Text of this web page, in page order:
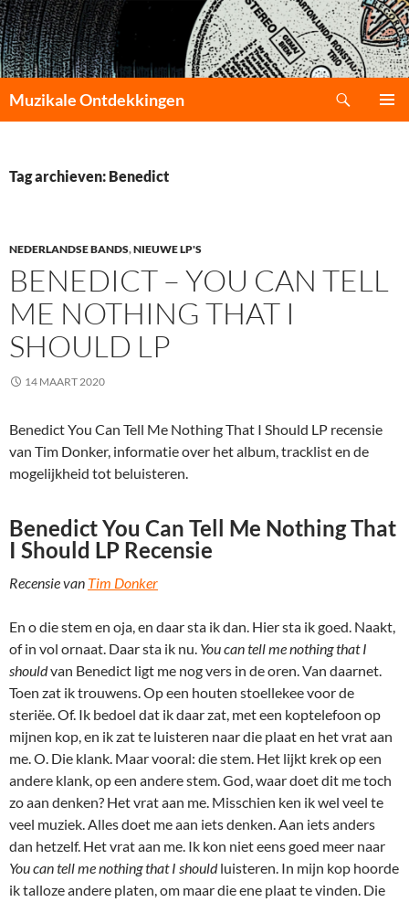
Muzikale Ontdekkingen
INHOUD
Tag archieven: Benedict
NEDERLANDSE BANDS,NIEUWE LP'S
BENEDICT – YOU CAN TELL
ME NOTHING THAT I
SHOULD LP
14 MAART 2020
Benedict You Can Tell Me Nothing That I Should LP recensie
van Tim Donker, informatie over het album, tracklist en de
mogelijkheid tot beluisteren.
Benedict You Can Tell Me Nothing That
I Should LP Recensie
Recensie van Tim Donker
En o die stem en oja, en daar sta ik dan. Hier sta ik goed. Naakt,
of in vol ornaat. Daar sta ik nu. You can tell me nothing that I
shouldvan Benedict ligt me nog vers in de oren. Van daarnet.
Toen zat ik trouwens. Op een houten stoellekee voor de
steriëe. Of. Ik bedoel dat ik daar zat, met een koptelefoon op
mijnen kop, en ik zat te luisteren naar die plaat en het vrat aan
me. O. Die klank. Maar vooral: die stem. Het lijkt krek op een
andere klank, op een andere stem. God, waar doet dit me toch
zo aan denken? Het vrat aan me. Misschien ken ik wel veel te
veel muziek. Alles doet me aan iets denken. Aan iets anders
dan hetzelf. Het vrat aan me. Ik kon niet eens goed meer naar
You can tell me nothing that I shouldluisteren. In mijn kop hoorde
ik talloze andere platen, om maar die ene plaat te vinden. Die